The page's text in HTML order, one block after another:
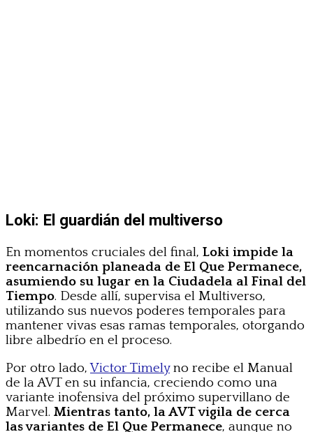
Loki: El guardián del multiverso
En momentos cruciales del final, Loki impide la
reencarnación planeada de El Que Permanece,
asumiendo su lugar en la Ciudadela al Final del
Tiempo. Desde allí, supervisa el Multiverso,
utilizando sus nuevos poderes temporales para
mantener vivas esas ramas temporales, otorgando
libre albedrío en el proceso.
Por otro lado,Victor Timelyno recibe el Manual
de la AVT en su infancia, creciendo como una
variante inofensiva del próximo supervillano de
Marvel. Mientras tanto, la AVT vigila de cerca
las variantes de El Que Permanece, aunque no